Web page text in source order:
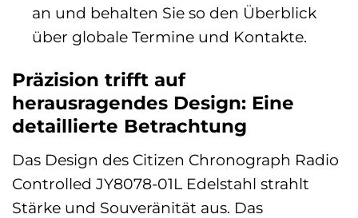
an und behalten Sie so den Überblick
über globale Termine und Kontakte.
Präzision trifft auf
herausragendes Design: Eine
detaillierte Betrachtung
Das Design des Citizen Chronograph Radio
Controlled JY8078-01L Edelstahl strahlt
Stärke und Souveränität aus. Das